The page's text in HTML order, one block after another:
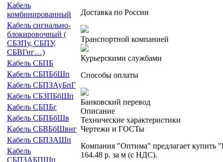
Кабель
комбинированный
Кабель сигнально-
блокировочный (
СБЗПу, СБПУ,
СБВГнг…)
Кабель СБПБ
Кабель СБПБбШп
Кабель СБПЗАуБпГ
Кабель СБЗПБбШп
Кабель СБПБг
Кабель СБПБбШв
Кабель СБВБбШвнг
Кабель СБПЗАШп
Кабель
СБПЗАБПШп
Доставка по России
Транспортной компанией
Курьерскими службами
Способы оплаты
Банковский перевод
Описание
Технические характеристики
Чертежи и ГОСТы
Компания "Оптима" предлагает купить
164.48 р. за м (с НДС).